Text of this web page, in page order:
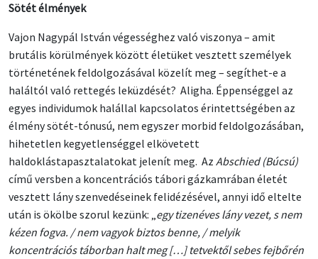
Sötét élmények
Vajon Nagypál István végességhez való viszonya – amit
brutális körülmények között életüket vesztett személyek
történetének feldolgozásával közelít meg – segíthet-e a
haláltól való rettegés leküzdését? Aligha. Éppenséggel az
egyes individumok halállal kapcsolatos érintettségében az
élmény sötét-tónusú, nem egyszer morbid feldolgozásában,
hihetetlen kegyetlenséggel elkövetett
haldoklástapasztalatokat jelenít meg. Az Abschied (Búcsú)
című versben a koncentrációs tábori gázkamrában életét
vesztett lány szenvedéseinek felidézésével, annyi idő eltelte
után is ökölbe szorul kezünk: „ egy tizenéves lány vezet, s nem
kézen fogva. / nem vagyok biztos benne, / melyik
koncentrációs táborban halt meg […] tetvektől sebes fejbőrén